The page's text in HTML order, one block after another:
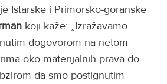
Istarske i Primorsko-goranske
koji kaže: „Izražavamo
dogovorom na netom
oko materijalnih prava do
da smo postignutim